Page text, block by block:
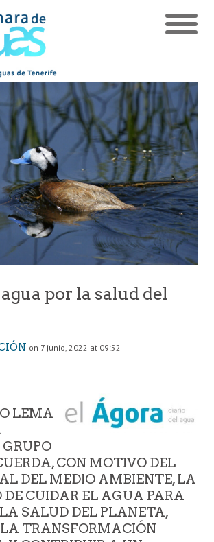
por la salud del
on 7 junio, 2022 at 09:52
LEMA
CON MOTIVO DEL
DEL MEDIO AMBIENTE, LA
DE CUIDAR EL AGUA PARA
SALUD DEL PLANETA,
TRANSFORMACIÓN